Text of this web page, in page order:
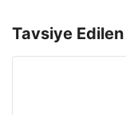
Tavsiye